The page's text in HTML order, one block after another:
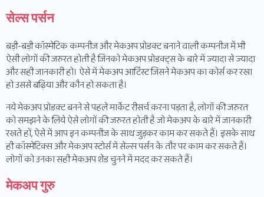
सेल्स पर्सन
बड़ी-बड़ी कॉस्मेटिक कम्पनीज और मेकअप प्रोडक्ट बनाने वाली कम्पनीज में भी
ऐसी लोगों की जरुरत होती है जिनको मेकअप प्रोडक्ट्स के बारे में ज्यादा से ज्यादा
और सही जानकारी हो। ऐसे में मेकअप आर्टिस्ट जिसने मेकअप का कोर्स कर रखा
हो उससे बढ़िया और कौन हो सकता है।
नये मेकअप प्रोडक्ट बनने से पहले मार्केट रीसर्च करना पड़ता है, लोगों की जरुरत
को समझने के लिये ऐसे लोगों की जरुरत होती है जो मेकअप के बारे में जानकारी
रखते हों, ऐसे में आप इन कम्पनीज के साथ जुड़कर काम कर सकते हैं। इसके साथ
ही कॉस्मेटिक्स और मेकअप स्टोर्स में सेल्स पर्सन के तौर पर काम कर सकते हैं।
लोगों को उनका सही मेकअप शेड चुनने में मदद कर सकते हैं।
मेकअप गुरु